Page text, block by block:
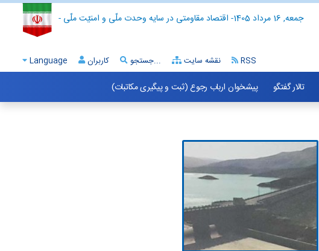
- اقتصاد مقاومتی در سایه وحدت ملّی و امنیّت ملّی - جمعه, 16 مرداد 1405
Language کاربران جستجو... نقشه سایت RSS
تالار گفتگو
پیشخوان ارباب رجوع (ثبت و پیگیری مکاتبات)